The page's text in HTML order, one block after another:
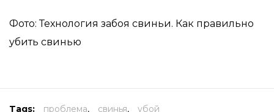
Фото: Технология забоя свиньи. Как правильно
убить свинью
Tags: проблема, свинья, убой